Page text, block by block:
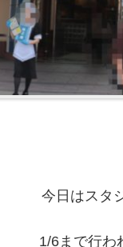
今日はスタ
1/6まで行わ